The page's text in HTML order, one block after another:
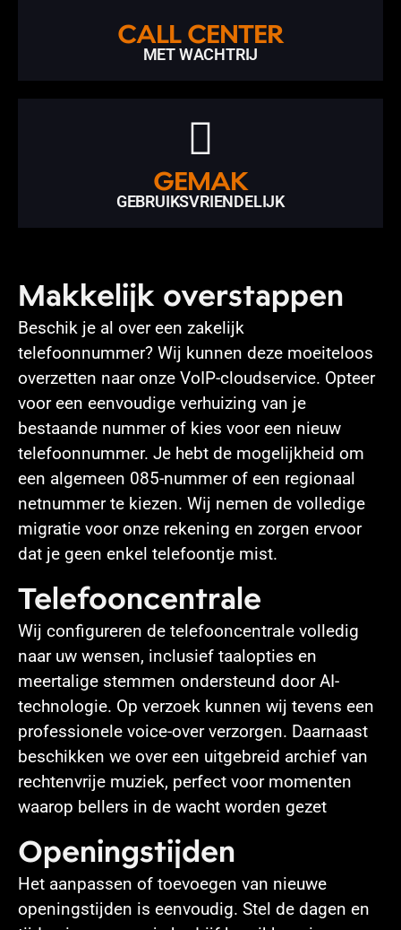
CALL CENTER
MET WACHTRIJ
GEMAK
GEBRUIKSVRIENDELIJK
Makkelijk overstappen
Beschik je al over een zakelijk
telefoonnummer? Wij kunnen deze moeiteloos
overzetten naar onze VoIP-cloudservice. Opteer
voor een eenvoudige verhuizing van je
bestaande nummer of kies voor een nieuw
telefoonnummer. Je hebt de mogelijkheid om
een algemeen 085-nummer of een regionaal
netnummer te kiezen. Wij nemen de volledige
migratie voor onze rekening en zorgen ervoor
dat je geen enkel telefoontje mist.
Telefooncentrale
Wij configureren de telefooncentrale volledig
naar uw wensen, inclusief taalopties en
meertalige stemmen ondersteund door AI-
technologie. Op verzoek kunnen wij tevens een
professionele voice-over verzorgen. Daarnaast
beschikken we over een uitgebreid archief van
rechtenvrije muziek, perfect voor momenten
waarop bellers in de wacht worden gezet
Openingstijden
Het aanpassen of toevoegen van nieuwe
openingstijden is eenvoudig. Stel de dagen en